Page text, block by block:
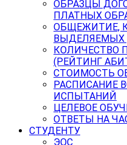
ОБРАЗЦЫ
ПЛАТНЫХ
ОБЩЕЖИТИЕ,
ВЫДЕЛЯЕМЫХ
КОЛИЧЕСТВО
(РЕЙТИНГ
СТОИМОСТЬ
РАСПИСАНИЕ
ИСПЫТАНИЙ
ЦЕЛЕВОЕ
ОТВЕТЫ НА
СТУДЕНТУ
ЭОС